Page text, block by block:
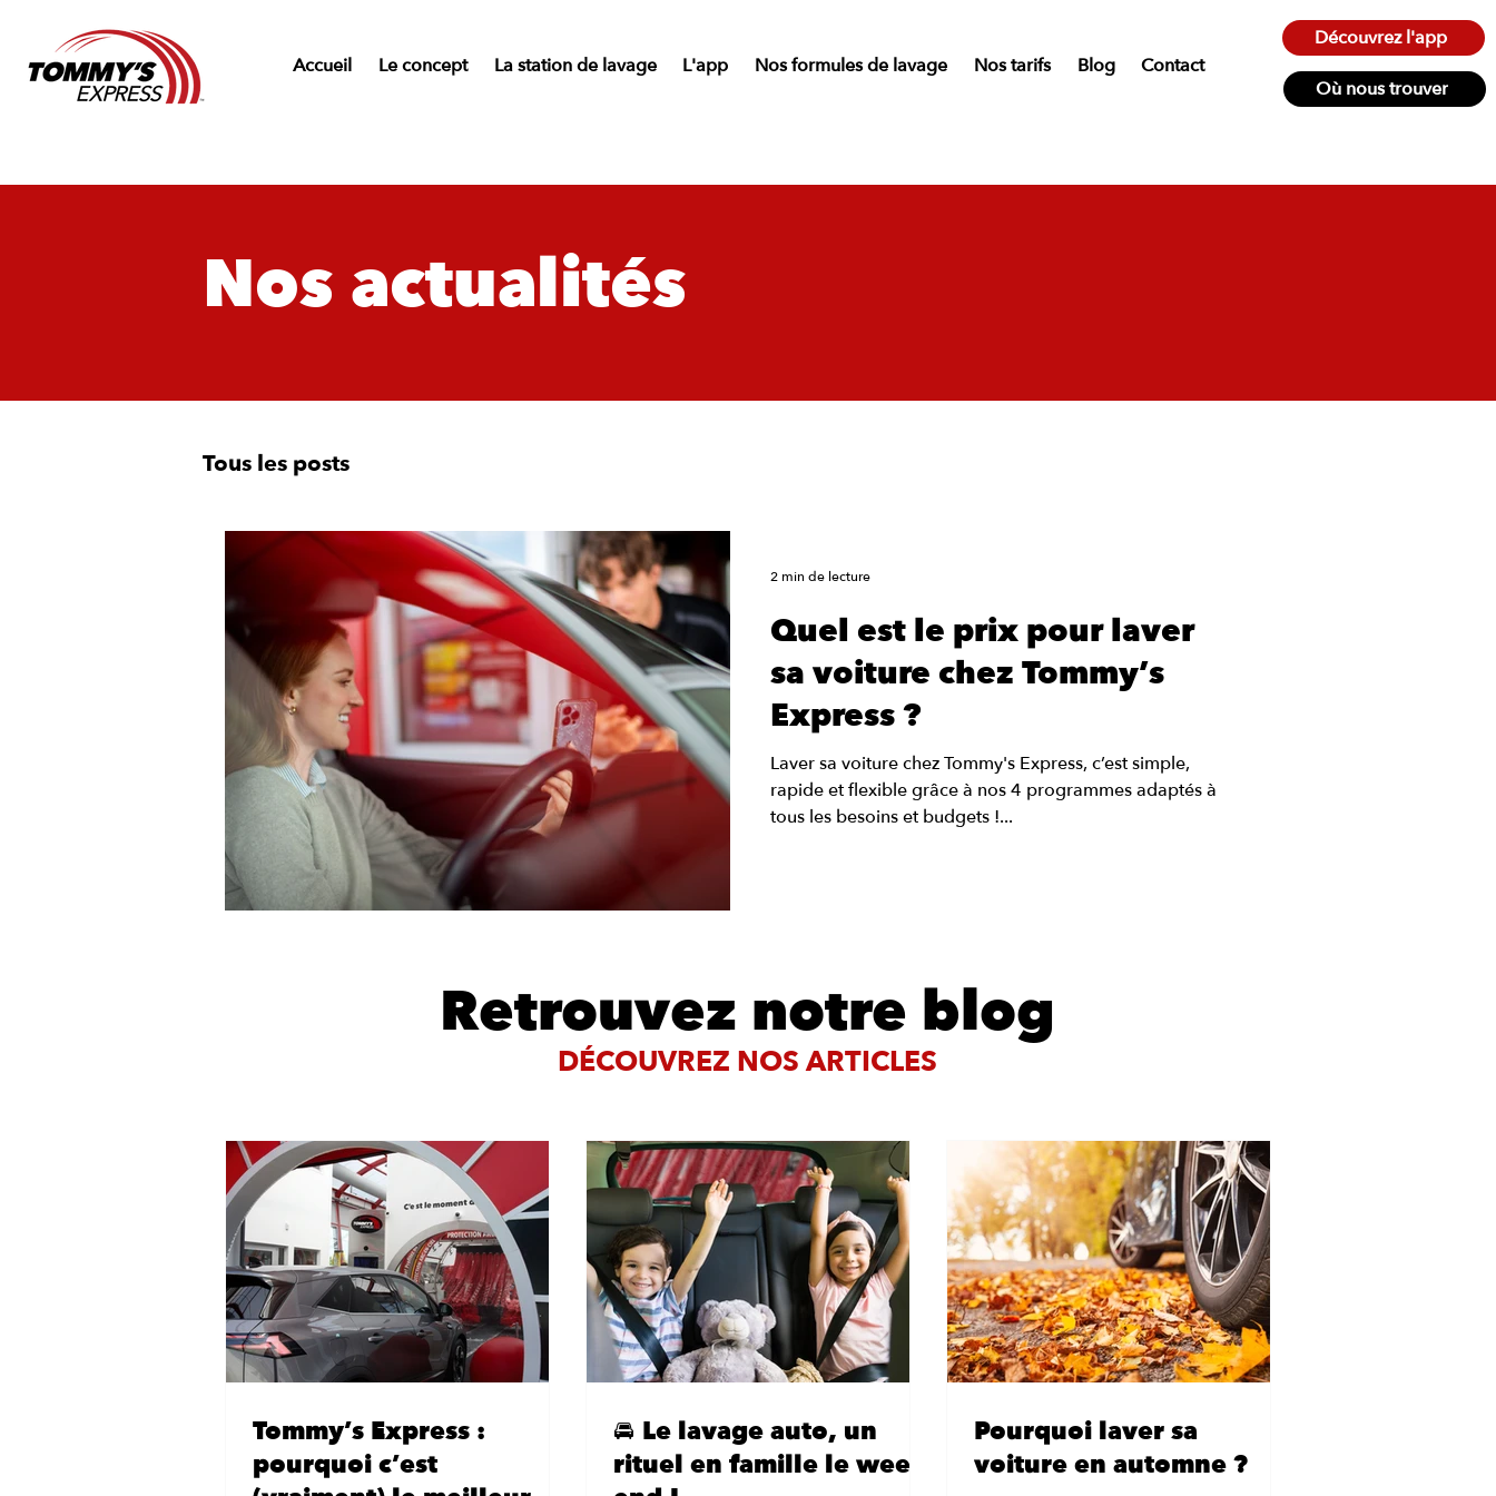
Accueil Le concept La station de lavage L'app Nos formules de lavage Nos tarifs Blog Contact
Découvrez l'app
Où nous trouver
Nos actualités
Tous les posts
Quel est le prix pour laver
sa voiture chez Tommy’s
Express ?
Laver sa voiture chez Tommy's Express, c’est simple,
rapide et flexible grâce à nos 4 programmes adaptés à
tous les besoins et budgets !...
2 min de lecture
Retrouvez notre blog
DÉCOUVREZ NOS ARTICLES
Tommy’s Express :
pourquoi c’est
🚘 Le lavage auto, un
rituel en famille le week-
Pourquoi laver sa
voiture en automne ?